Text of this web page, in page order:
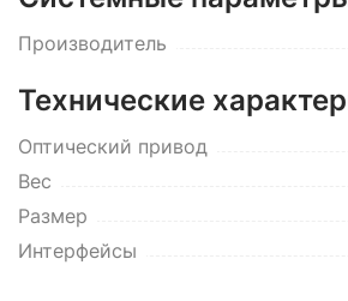
Производитель
Технические
Оптический привод
Вес
Размер
Интерфейсы